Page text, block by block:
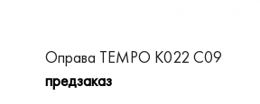
Оправа TEMPO K022 C09
предзаказ